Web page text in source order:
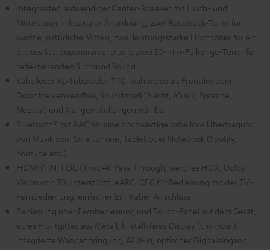
Integrierter, aufwendiger Center-Speaker mit Hoch- und
Mitteltöner in koaxialer Anordnung, zwei Racetrack-Töner für
warme, natürliche Mitten, zwei leistungsstarke Hochtöner für ein
breites Stereopanorama, plus je zwei 50-mm-Fullrange-Töner für
reflektierenden Surround Sound
Kabelloser XL-Subwoofer T 10, wahlweise als Frontfire oder
Downfire verwendbar, Soundmodi (Nacht, Musik, Sprache,
Neutral) und Klangeinstellungen wählbar
Bluetooth® mit AAC für eine hochwertige kabellose Übertragung
von Musik vom Smartphone, Tablet oder Notebook (Spotify,
Youtube etc.)
HDMI (1 IN, 1 OUT) mit 4K-Pass-Through, welches HDR, Dolby
Vision und 3D unterstützt, eARC, CEC für Bedienung mit der TV-
Fernbedienung, einfacher Ein-Kabel-Anschluss
Bedienung über Fernbedienung und Touch-Panel auf dem Gerät,
edles Frontgitter aus Metall, kristallklares Display (dimmbar),
integrierte Wandanbringung, AUX-In, optischer Digitaleingang,